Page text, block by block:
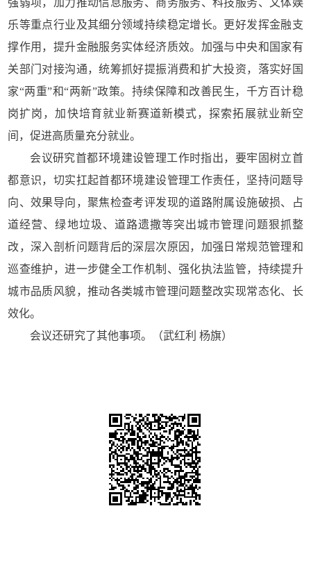
强弱项，加力推动信息服务、商务服务、科技服务、文体娱
乐等重点行业及其细分领域持续稳定增长。更好发挥金融支
撑作用，提升金融服务实体经济质效。加强与中央和国家有
关部门对接沟通，统筹抓好提振消费和扩大投资，落实好国
家“两重”和“两新”政策。持续保障和改善民生，千方百计稳
岗扩岗，加快培育就业新赛道新模式，探索拓展就业新空
间，促进高质量充分就业。
会议研究首都环境建设管理工作时指出，要牢固树立首
都意识，切实扛起首都环境建设管理工作责任，坚持问题导
向、效果导向，聚焦检查考评发现的道路附属设施破损、占
道经营、绿地垃圾、道路遗撒等突出城市管理问题狠抓整
改，深入剖析问题背后的深层次原因，加强日常规范管理和
巡查维护，进一步健全工作机制、强化执法监管，持续提升
城市品质风貌，推动各类城市管理问题整改实现常态化、长
效化。
会议还研究了其他事项。（武红利 杨旗）